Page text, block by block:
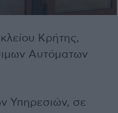
Κρήτης,
Αυτόματων
Υπηρεσιών, σε